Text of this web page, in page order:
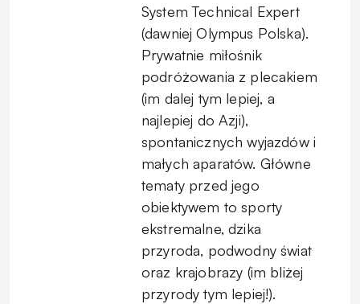
System Technical Expert
(dawniej Olympus Polska).
Prywatnie miłośnik
podróżowania z plecakiem
(im dalej tym lepiej, a
najlepiej do Azji),
spontanicznych wyjazdów i
małych aparatów. Główne
tematy przed jego
obiektywem to sporty
ekstremalne, dzika
przyroda, podwodny świat
oraz krajobrazy (im bliżej
przyrody tym lepiej!).